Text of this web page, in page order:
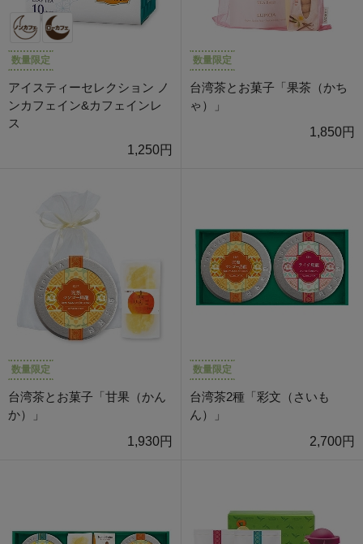
数量限定
アイスティーセレクション ノ
ンカフェイン&カフェインレ
ス
1,250円
数量限定
台湾茶とお菓子「果茶（かち
ゃ）」
1,850円
数量限定
台湾茶とお菓子「甘果（かん
か）」
1,930円
数量限定
台湾茶2種「彩文（さいも
ん）」
2,700円